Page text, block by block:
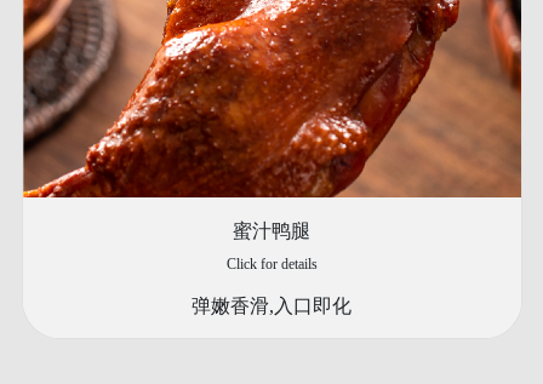
蜜汁鸭腿
Click for details
弹嫩香滑,入口即化